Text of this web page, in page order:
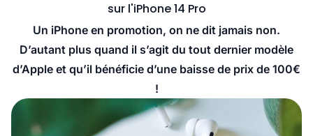
sur l'iPhone 14 Pro
Un iPhone en promotion, on ne dit jamais non.
D’autant plus quand il s’agit du tout dernier modèle
d’Apple et qu’il bénéficie d’une baisse de prix de 100€
!